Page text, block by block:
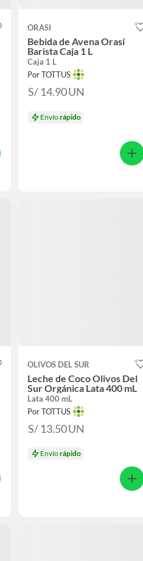
ORASI
Bebida de Avena Orasí
Barista Caja 1 L
Caja 1 L
Por TOTTUS
S/ 14.90UN
Envíorápido
OLIVOS DEL SUR
Leche de Coco Olivos Del
Sur Orgánica Lata 400 mL
Lata 400 mL
Por TOTTUS
S/ 13.50UN
Envíorápido